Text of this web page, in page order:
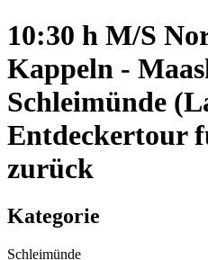
10:30 h M/S
Kappeln -
Schleimünde
Entdeckertour
zurück
Kategorie
Schleimünde